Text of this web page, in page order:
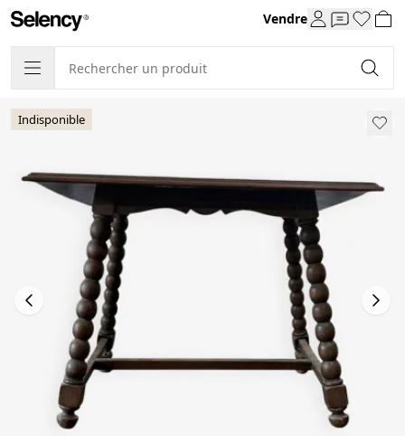
Vendre
Indisponible